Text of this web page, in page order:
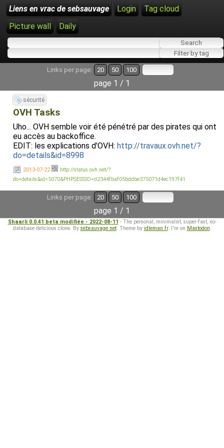
Liens en vrac de sebsauvage Login
Tag cloud
Picture wall
Daily
Links per page: 20 50 100
page 1 / 1
sécurité
OVH Tasks
Uho... OVH semble voir été pénétré par des pirates qui ont
eu accès au backoffice.
EDIT: les explications d'OVH: http://travaux.ovh.net/?
do=details&id=8998
2013-07-22
http://status.ovh.net/?
do=details&id=5070&PHPSESSID=d2344fbaf05bddbe375071d4ec197f41
Links per page: 20 50 100
page 1 / 1
Shaarli 0.0.41 beta modifiée - 2022-08-11 - The personal, minimalist, super-fast, no-
database delicious clone. By sebsauvage.net. Theme by idleman.fr. I'm on Mastodon.